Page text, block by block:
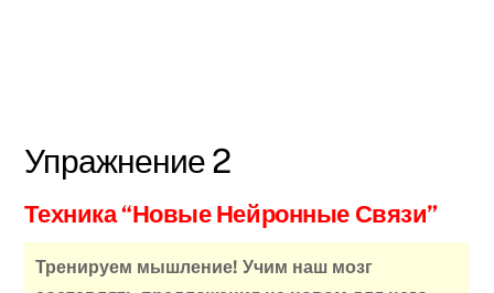
Упражнение 2
Техника “Новые Нейронные Связи”
Тренируем мышление! Учим наш мозг